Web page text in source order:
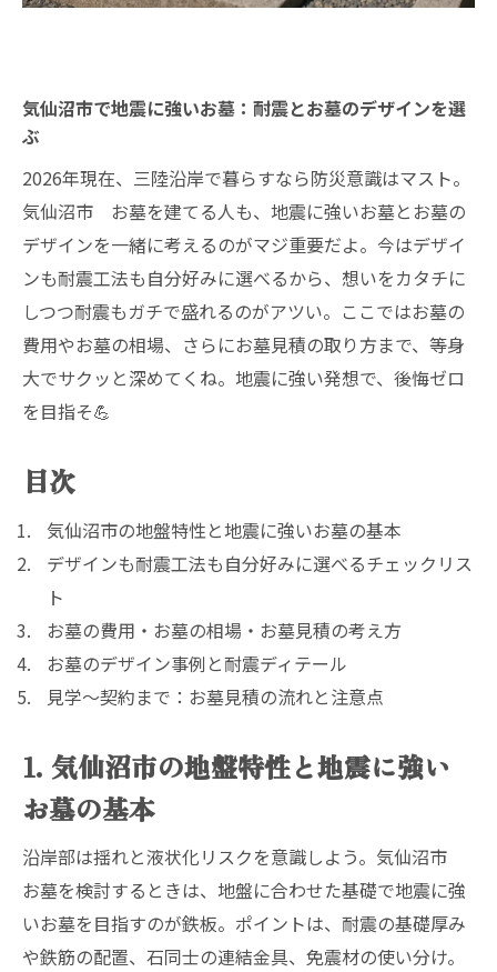
気仙沼市で地震に強いお墓：耐震とお墓のデザインを選
ぶ
2026年現在、三陸沿岸で暮らすなら防災意識はマスト。
気仙沼市 お墓を建てる人も、地震に強いお墓とお墓の
デザインを一緒に考えるのがマジ重要だよ。今はデザイ
ンも耐震工法も自分好みに選べるから、想いをカタチに
しつつ耐震もガチで盛れるのがアツい。ここではお墓の
費用やお墓の相場、さらにお墓見積の取り方まで、等身
大でサクッと深めてくね。地震に強い発想で、後悔ゼロ
を目指そ💪
目次
気仙沼市の地盤特性と地震に強いお墓の基本
デザインも耐震工法も自分好みに選べるチェックリス
ト
お墓の費用・お墓の相場・お墓見積の考え方
お墓のデザイン事例と耐震ディテール
見学〜契約まで：お墓見積の流れと注意点
1. 気仙沼市の地盤特性と地震に強い
お墓の基本
沿岸部は揺れと液状化リスクを意識しよう。気仙沼市
お墓を検討するときは、地盤に合わせた基礎で地震に強
いお墓を目指すのが鉄板。ポイントは、耐震の基礎厚み
や鉄筋の配置、石同士の連結金具、免震材の使い分け。